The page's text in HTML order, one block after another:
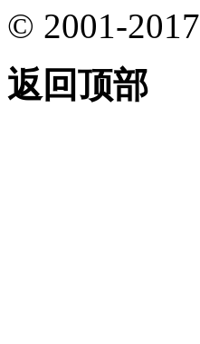
© 2001-2017
返回顶部